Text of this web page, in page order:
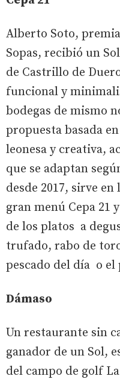
Alberto Soto,
Sopas, recibió un
de Castrillo de
funcional y
bodegas de mismo
propuesta basada
leonesa y creativa,
que se adaptan
desde 2017, sirve
gran menú Cepa 21
de los platos a
trufado, rabo de
pescado del día o el
Dámaso
Un restaurante sin
ganador de un Sol,
del campo de golf